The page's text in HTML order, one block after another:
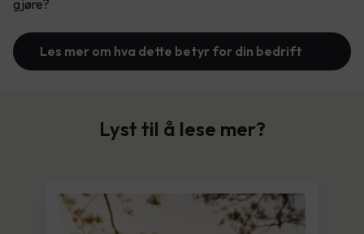
gjøre?
Les mer om hva dette betyr for din bedrift
Lyst til å lese mer?